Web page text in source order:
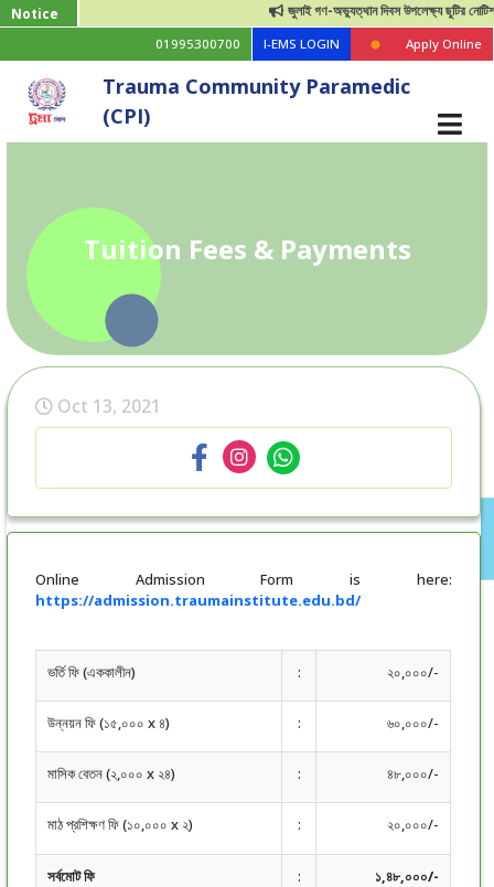
Notice জুলাই গণ-অভ্যুত্থান দিবস উপলেক্ষ্য ছুটির নোটিশ
01995300700 I-EMS LOGIN Apply Online
Trauma Community Paramedic
(CPI)
Tuition Fees & Payments
Oct 13, 2021
Online Admission Form is here:
https://admission.traumainstitute.edu.bd/
ভর্তি ফি (এককালীন) : ২০,০০০/-
উন্নয়ন ফি (১৫,০০০ x ৪) : ৬০,০০০/-
মাসিক বেতন (২,০০০ x ২৪) : ৪৮,০০০/-
মাঠ প্রশিক্ষণ ফি (১০,০০০ x ২) : ২০,০০০/-
সর্বমোট ফি : ১,৪৮,০০০/-